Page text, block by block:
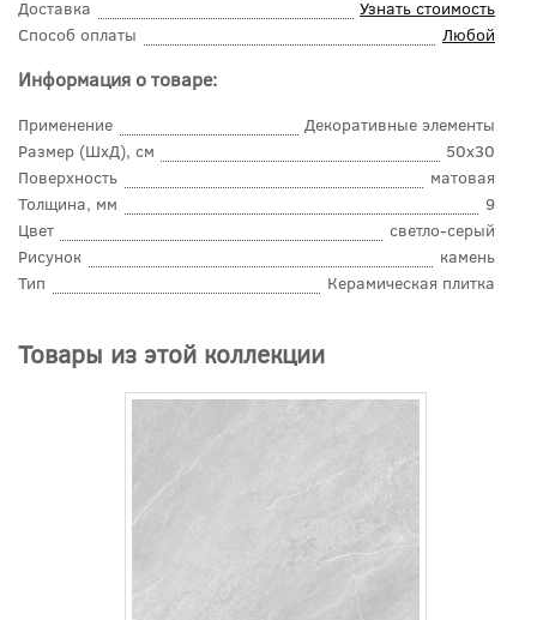
Доставка
Узнать стоимость
Способ оплаты
Любой
Информация о товаре:
Применение
Декоративные элементы
Размер (ШхД), см
50x30
Поверхность
матовая
Толщина, мм
9
Цвет
светло-серый
Рисунок
камень
Тип
Керамическая плитка
Товары из этой коллекции